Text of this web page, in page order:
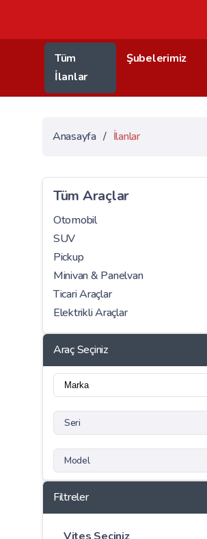
Tüm
İlanlar
Şubelerimiz
Anasayfa / İlanlar
Tüm Araçlar
Otomobil
SUV
Pickup
Minivan & Panelvan
Ticari Araçlar
Elektrikli Araçlar
Araç Seçiniz
Seri
Model
Filtreler